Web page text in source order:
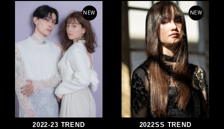
NEW
2022-23 TREND
NEW
2022SS TREND